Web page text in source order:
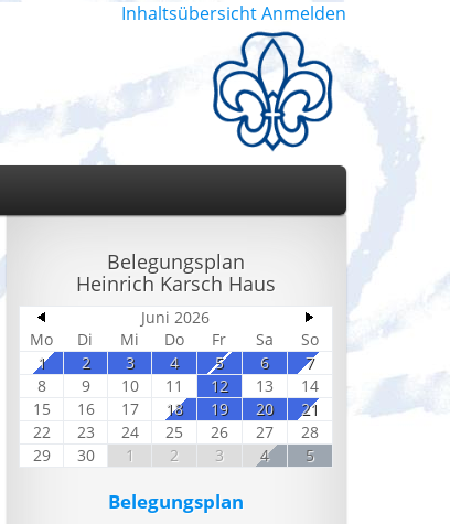
Inhaltsübersicht Anmelden
Belegungsplan
Heinrich Karsch Haus
Juni 2026
Mo
Di Mi Do Fr Sa
So
1
2 3 4 5 6
7
8
9 10 11 12 13
14
15
16 17 18 19 20
21
22
23 24 25 26 27
28
29
30 1 2 3 4 5
Belegungsplan